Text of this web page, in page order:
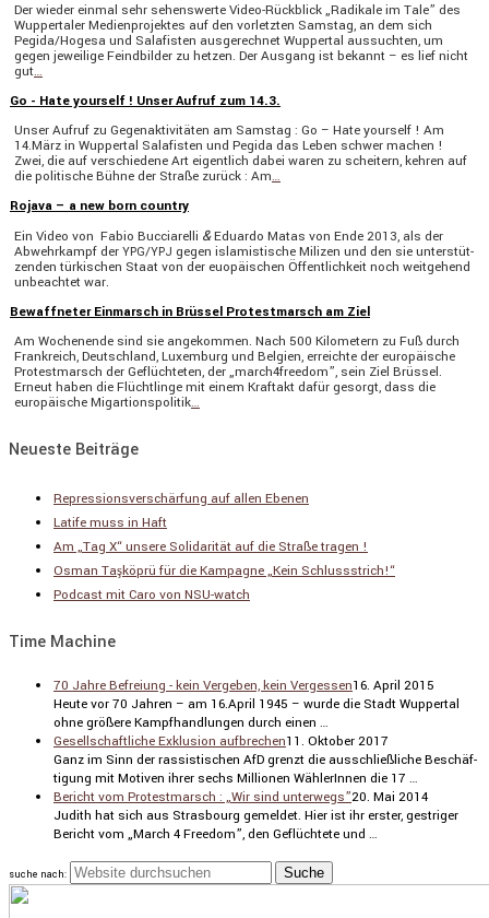
Der wieder einmal sehr sehens­werte Video-Rückblick „Radikale im Tale” des
Wupper­taler Medien­pro­jektes auf den vorletzten Samstag, an dem sich
Pegida/Hogesa und Salafisten ausge­rechnet Wuppertal aussuchten, um
gegen jewei­lige Feind­bilder zu hetzen. Der Ausgang ist bekannt – es lief nicht
gut…
Go - Hate yourself ! Unser Aufruf zum 14.3.
Unser Aufruf zu Gegen­ak­ti­vi­täten am Samstag : Go – Hate yourself ! Am
14.März in Wuppertal Salafisten und Pegida das Leben schwer machen !
Zwei, die auf verschie­dene Art eigent­lich dabei waren zu schei­tern, kehren auf
die politi­sche Bühne der Straße zurück : Am…
Rojava – a new born country
Ein Video von Fabio Bucci­a­relli &Eduardo Matas von Ende 2013, als der
Abwehr­kampf der YPG/YPJ gegen islamis­ti­sche Milizen und den sie unter­stüt­
zenden türki­schen Staat von der euopäi­schen Öffent­lich­keit noch weitge­hend
unbeachtet war.
Bewaffneter Einmarsch in Brüssel Protestmarsch am Ziel
Am Wochen­ende sind sie angekommen. Nach 500 Kilome­tern zu Fuß durch
Frank­reich, Deutsch­land, Luxem­burg und Belgien, erreichte der europäi­sche
Protest­marsch der Geflüch­teten, der „march4freedom”, sein Ziel Brüssel.
Erneut haben die Flücht­linge mit einem Kraftakt dafür gesorgt, dass die
europäi­sche Migar­ti­ons­po­litik…
Neueste Beiträge
Repressionsverschärfung auf allen Ebenen
Latife muss in Haft
Am „Tag X“ unsere Solidarität auf die Straße tragen !
Osman Taşköprü für die Kampagne „Kein Schlussstrich!“
Podcast mit Caro von NSU-watch
Time Machine
70 Jahre Befreiung - kein Vergeben, kein Vergessen16. April 2015
Heute vor 70 Jahren – am 16.April 1945 – wurde die Stadt Wuppertal
ohne größere Kampf­hand­lungen durch einen …
Gesellschaftliche Exklusion aufbrechen11. Oktober 2017
Ganz im Sinn der rassis­ti­schen AfD grenzt die ausschließ­liche Beschäf­
ti­gung mit Motiven ihrer sechs Millionen Wähle­rInnen die 17 …
Bericht vom Protestmarsch : „Wir sind unterwegs”20. Mai 2014
Judith hat sich aus Stras­bourg gemeldet. Hier ist ihr erster, gestriger
Bericht vom „March 4 Freedom”, den Geflüch­tete und …
suche nach: